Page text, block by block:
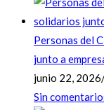
Personas del
junto a
junio 22, 2026
Sin